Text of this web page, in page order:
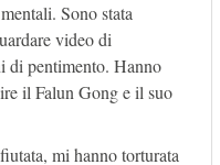
Sono stata
video di
di pentimento. Hanno
il Falun Gong e il suo
mi hanno torturata